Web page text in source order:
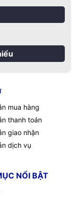
mua hàng
thanh toán
giao nhận
dịch vụ
NỔI BẬT